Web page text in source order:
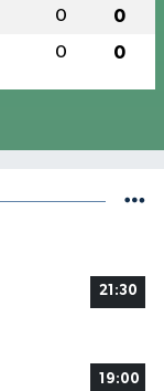
0 0
0 0
21:30
19:00